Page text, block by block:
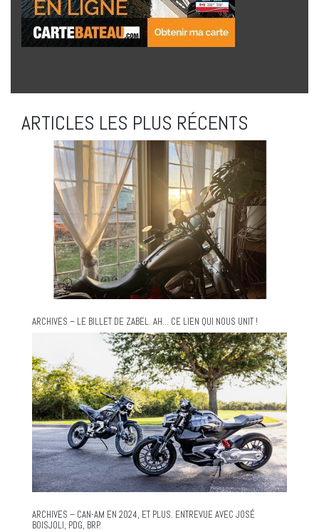
ARTICLES LES PLUS RÉCENTS
ARCHIVES – LE BILLET DE ZABEL. AH… CE LIEN QUI NOUS UNIT !
ARCHIVES – CAN-AM EN 2024, ET PLUS. ENTREVUE AVEC JOSÉ
BOISJOLI, PDG, BRP.